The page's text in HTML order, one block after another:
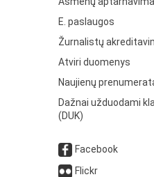
E. paslaugos
Žurnalistų
Atviri duomenys
Naujienų
Dažnai užduodami
(DUK)
Facebook
Flickr